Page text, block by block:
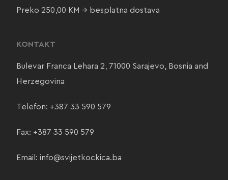
Preko 250,00 KM → besplatna dostava
KONTAKT
Bulevar Franca Lehara 2, 71000 Sarajevo, Bosnia and
Herzegovina
Telefon: +387 33 590 579
Fax: +387 33 590 579
Email: info@svijetkockica.ba